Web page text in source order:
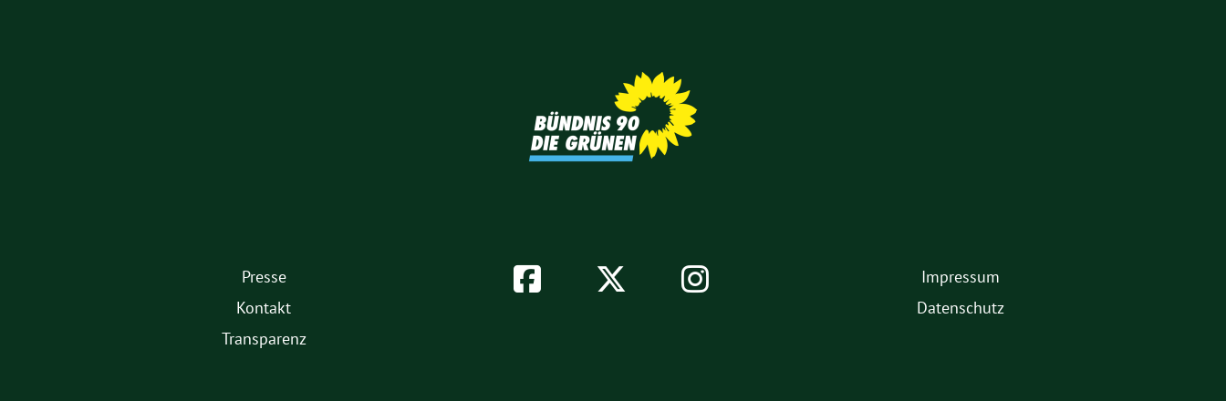
Fußmenü
Presse
Kontakt
Transparenz
SozialeFacebookTwitter
2.
Fußmenü
Impressum
Datenschutz